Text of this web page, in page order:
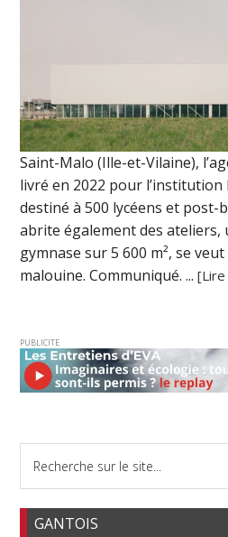
Saint-Malo (Ille-et-Vilaine),
livré en 2022 pour l’institution
destiné à 500 lycéens et post-
abrite également des
gymnase sur 5 600 m², se
malouine. Communiqué. ...
PUBLICITE
GANTOIS